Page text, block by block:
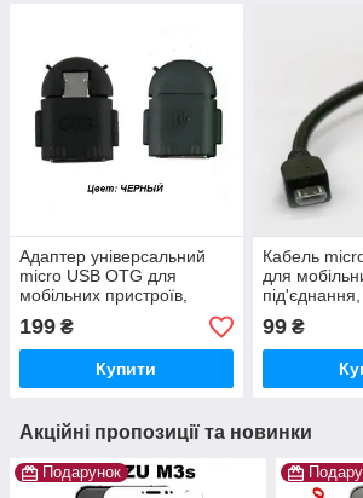
Адаптер універсальний
micro USB OTG для
мобільних пристроїв,
під'єднання, фігурка
Android робот, колір
чорний
199 ₴
Купити
Кабель
для
см
99₴
Акційні пропозиції та новинки
Подарунок